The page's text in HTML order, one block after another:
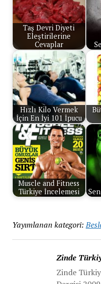
Taş Devri Diyeti
Eleştirilerine
Cevaplar
Hızlı Kilo Vermek
İçin En İyi 101 İpucu
Muscle and Fitness
Türkiye İncelemesi
Yayımlanan kategori:
Zinde
Zinde